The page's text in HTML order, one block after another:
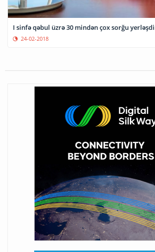
I sinfə qəbul üzrə 30 mindən çox sorğu
24-02-2018